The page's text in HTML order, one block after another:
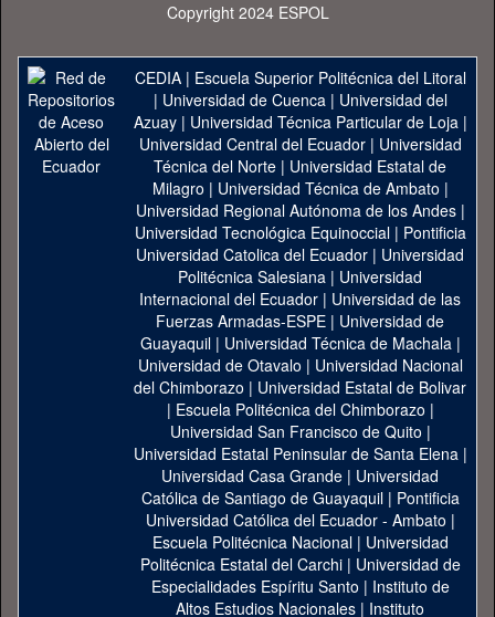
Copyright 2024 ESPOL
CEDIA| Escuela Superior Politécnica del Litoral
| Universidad de Cuenca| Universidad del
Azuay| Universidad Técnica Particular de Loja|
Universidad Central del Ecuador| Universidad
Técnica del Norte | Universidad Estatal de
Milagro | Universidad Técnica de Ambato |
Universidad Regional Autónoma de los Andes|
Universidad Tecnológica Equinoccial| Pontificia
Universidad Catolica del Ecuador | Universidad
Politécnica Salesiana | Universidad
Internacional del Ecuador | Universidad de las
Fuerzas Armadas-ESPE | Universidad de
Guayaquil| Universidad Técnica de Machala|
Universidad de Otavalo | Universidad Nacional
del Chimborazo | Universidad Estatal de Bolivar
| Escuela Politécnica del Chimborazo |
Universidad San Francisco de Quito |
Universidad Estatal Peninsular de Santa Elena|
Universidad Casa Grande | Universidad
Católica de Santiago de Guayaquil| Pontificia
Universidad Católica del Ecuador - Ambato |
Escuela Politécnica Nacional| Universidad
Politécnica Estatal del Carchi| Universidad de
Especialidades Espíritu Santo | Instituto de
Altos Estudios Nacionales | Instituto